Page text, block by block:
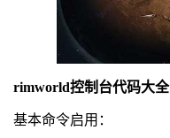
rimworld控制台代码大全
基本命令启用：